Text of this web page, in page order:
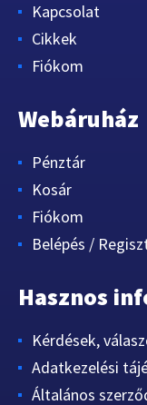
Kapcsolat
Cikkek
Fiókom
Webáruház
Pénztár
Kosár
Fiókom
Belépés /
Hasznos
Kérdések,
Adatkezelési
Általános